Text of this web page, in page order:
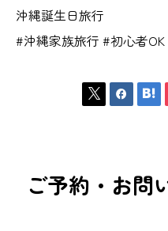
沖縄誕生日旅行
#沖縄家族旅行 #初心者
  
ご予約・お問